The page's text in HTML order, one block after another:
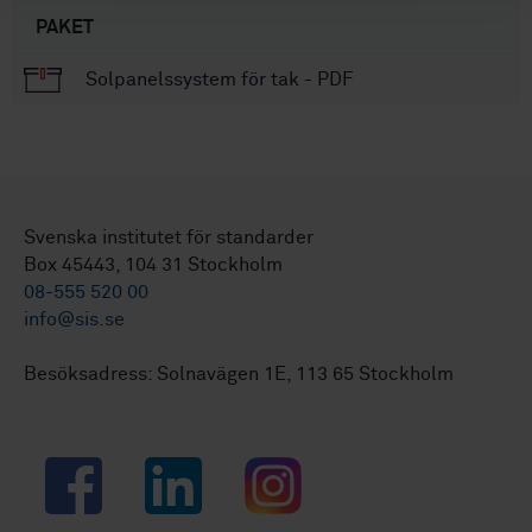
PAKET
Solpanelssystem för tak - PDF
Svenska institutet för standarder
Box 45443, 104 31 Stockholm
08-555 520 00
info@sis.se
Besöksadress: Solnavägen 1E, 113 65 Stockholm
Facebook LinkedIn Instagram